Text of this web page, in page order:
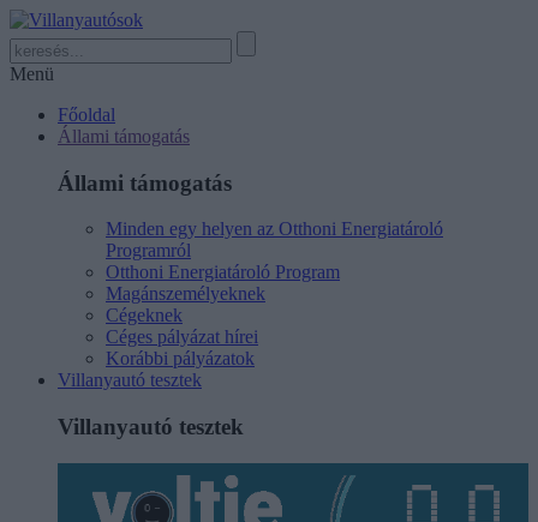
Menü
Főoldal
Állami támogatás
Állami támogatás
Minden egy helyen az Otthoni Energiatároló
Programról
Otthoni Energiatároló Program
Magánszemélyeknek
Cégeknek
Céges pályázat hírei
Korábbi pályázatok
Villanyautó tesztek
Villanyautó tesztek